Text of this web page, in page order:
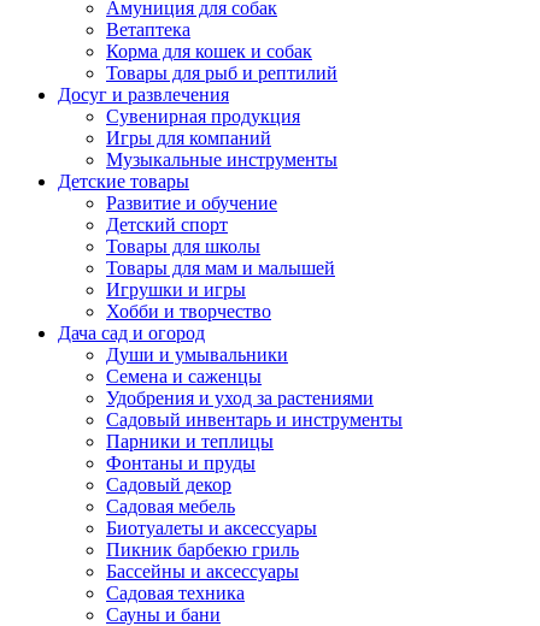
Амуниция для собак
Ветаптека
Корма для кошек и собак
Товары для рыб и рептилий
Досуг и развлечения
Сувенирная продукция
Игры для компаний
Музыкальные инструменты
Детские товары
Развитие и обучение
Детский спорт
Товары для школы
Товары для мам и малышей
Игрушки и игры
Хобби и творчество
Дача сад и огород
Души и умывальники
Семена и саженцы
Удобрения и уход за растениями
Садовый инвентарь и инструменты
Парники и теплицы
Фонтаны и пруды
Садовый декор
Садовая мебель
Биотуалеты и аксессуары
Пикник барбекю гриль
Бассейны и аксессуары
Садовая техника
Сауны и бани